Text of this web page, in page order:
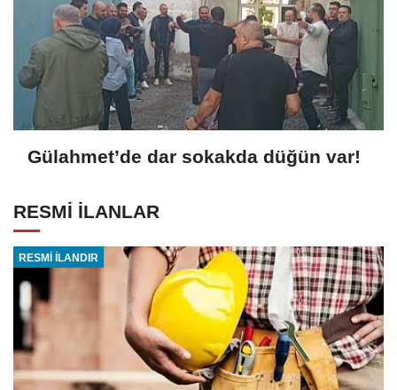
Gülahmet’de dar sokakda düğün var!
RESMİ İLANLAR
RESMİ İLANDIR